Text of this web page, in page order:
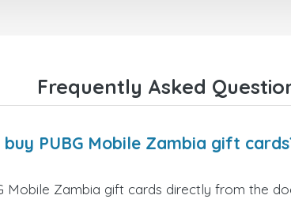
Frequently Asked
buy PUBG Mobile Zambia gift
Mobile Zambia gift cards directly from the